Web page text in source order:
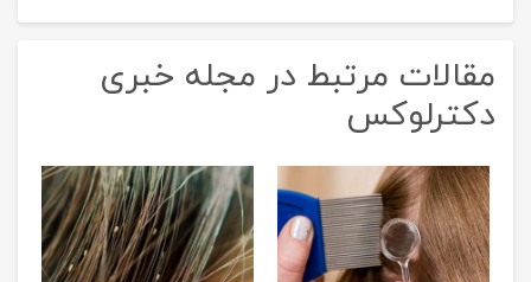
مقالات مرتبط در مجله خبری
دکترلوکس